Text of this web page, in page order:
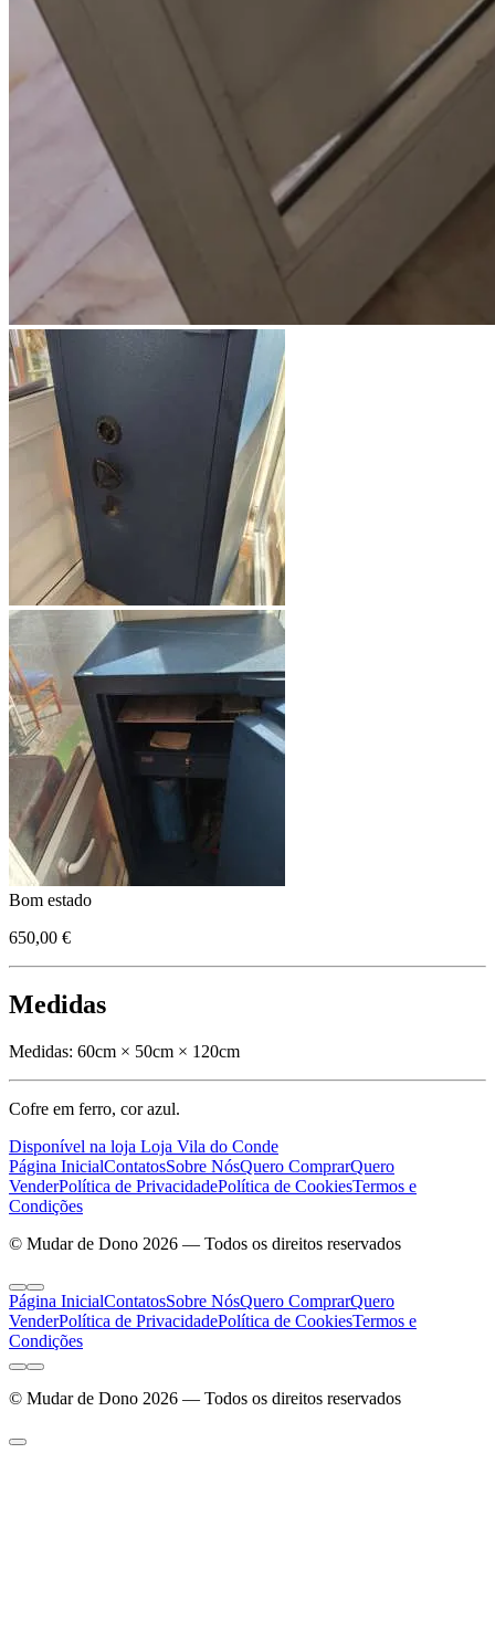
Bom estado
650,00 €
Medidas
Medidas: 60cm × 50cm × 120cm
Cofre em ferro, cor azul.
Disponível na loja Loja Vila do Conde
Página InicialContatosSobre NósQuero ComprarQuero
VenderPolítica de PrivacidadePolítica de CookiesTermos e
Condições
© Mudar de Dono 2026 — Todos os direitos reservados
Página InicialContatosSobre NósQuero ComprarQuero
VenderPolítica de PrivacidadePolítica de CookiesTermos e
Condições
© Mudar de Dono 2026 — Todos os direitos reservados